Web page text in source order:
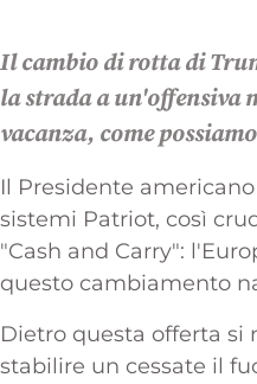
Il cambio di rotta di
la strada a un'offensiva
vacanza, come
Il Presidente
sistemi Patriot, così
"Cash and Carry":
questo cambiamento
Dietro questa offerta si
stabilire un cessate il